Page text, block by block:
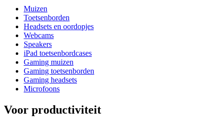
Muizen
Toetsenborden
Headsets en oordopjes
Webcams
Speakers
iPad toetsenbordcases
Gaming muizen
Gaming toetsenborden
Gaming headsets
Microfoons
Voor productiviteit